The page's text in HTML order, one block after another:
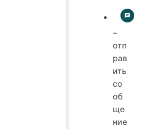
–
отп
рав
ить
со
об
ще
ние